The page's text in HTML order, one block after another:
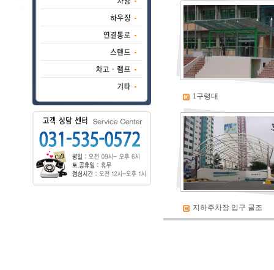
1구령대
지하주차장 입구 골조